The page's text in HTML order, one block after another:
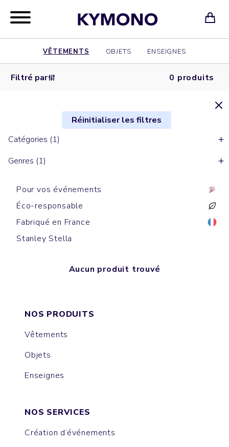
VÊTEMENTS OBJETS ENSEIGNES
Filtré par 0 produits
Réinitialiser les filtres
Catégories (1)
Genres (1)
Pour vos événements
Éco-responsable
Fabriqué en France
Stanley Stella
Aucun produit trouvé
NOS PRODUITS
Vêtements
Objets
Enseignes
NOS SERVICES
Création d’événements